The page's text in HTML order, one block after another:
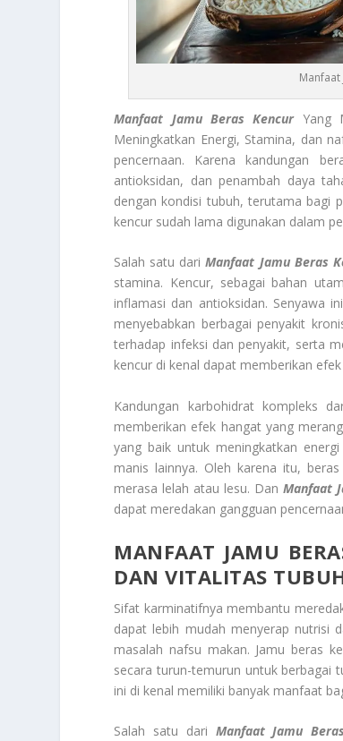
Manfaat
Manfaat Jamu Beras KencurYang
Meningkatkan Energi, Stamina, dan
pencernaan. Karena kandungan
antioksidan, dan penambah daya
dengan kondisi tubuh, terutama bagi
kencur sudah lama digunakan dalam
Salah satu dariManfaat Jamu Beras
stamina. Kencur, sebagai bahan
inflamasi dan antioksidan. Senyawa
menyebabkan berbagai penyakit
terhadap infeksi dan penyakit, serta
kencur di kenal dapat memberikan
Kandungan karbohidrat kompleks
memberikan efek hangat yang
yang baik untuk meningkatkan
manis lainnya. Oleh karena itu,
merasa lelah atau lesu. DanManfaat
dapat meredakan gangguan
MANFAAT JAMU
DAN VITALITAS
Sifat karminatifnya membantu
dapat lebih mudah menyerap nutrisi
masalah nafsu makan. Jamu beras
secara turun-temurun untuk berbagai
ini di kenal memiliki banyak manfaat
Salah satu dari Manfaat Jamu